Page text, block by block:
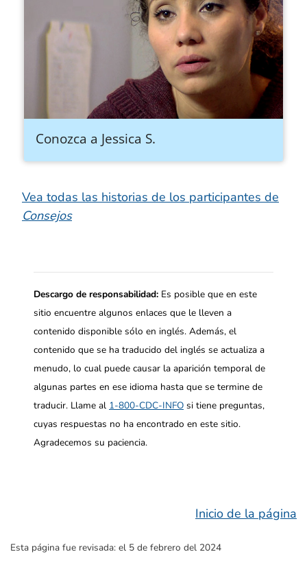
Conozca a Jessica S.
Vea todas las historias de los participantes de
Consejos
Descargo de responsabilidad: Es posible que en este
sitio encuentre algunos enlaces que le lleven a
contenido disponible sólo en inglés. Además, el
contenido que se ha traducido del inglés se actualiza a
menudo, lo cual puede causar la aparición temporal de
algunas partes en ese idioma hasta que se termine de
traducir. Llame al 1-800-CDC-INFO si tiene preguntas,
cuyas respuestas no ha encontrado en este sitio.
Agradecemos su paciencia.
Inicio de la página
Esta página fue revisada: el 5 de febrero del 2024